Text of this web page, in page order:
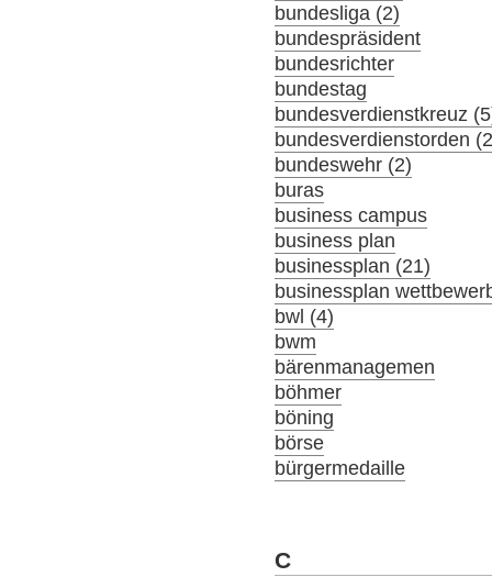
bundesliga (2)
bundespräsident
bundesrichter
bundestag
bundesverdienstkreuz
bundesverdienstorden
bundeswehr (2)
buras
business campus
business plan
businessplan (21)
businessplan
bwl (4)
bwm
bärenmanagemen
böhmer
böning
börse
bürgermedaille
C